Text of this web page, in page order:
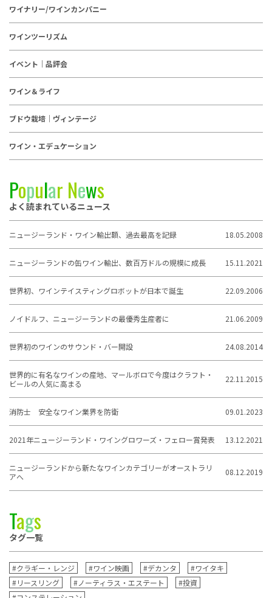
ワイナリー/ワインカンパニー
ワインツーリズム
イベント｜品評会
ワイン＆ライフ
ブドウ栽培｜ヴィンテージ
ワイン・エデュケーション
Popular News
よく読まれているニュース
ニュージーランド・ワイン輸出額、過去最高を記録 18.05.2008
ニュージーランドの缶ワイン輸出、数百万ドルの規模に成長 15.11.2021
世界初、ワインテイスティングロボットが日本で誕生 22.09.2006
ノイドルフ、ニュージーランドの最優秀生産者に 21.06.2009
世界初のワインのサウンド・バー開設 24.08.2014
世界的に有名なワインの産地、マールボロで今度はクラフト・
ビールの人気に高まる
22.11.2015
消防士 安全なワイン業界を防衛 09.01.2023
2021年ニュージーランド・ワイングロワーズ・フェロー賞発表 13.12.2021
ニュージーランドから新たなワインカテゴリーがオーストラリ
アへ
08.12.2019
Tags
タグ一覧
#クラギー・レンジ #ワイン映画 #デカンタ
#ワイタキ
#リースリング
#ノーティラス・エステート
#投資